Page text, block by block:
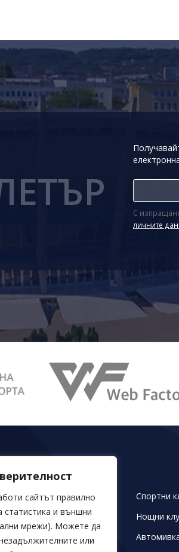
сайтът правилно
и външни
мрежи). Можете да
или
С
личните
Магазини
Спортни
Офиси
Нощни
Паркинг